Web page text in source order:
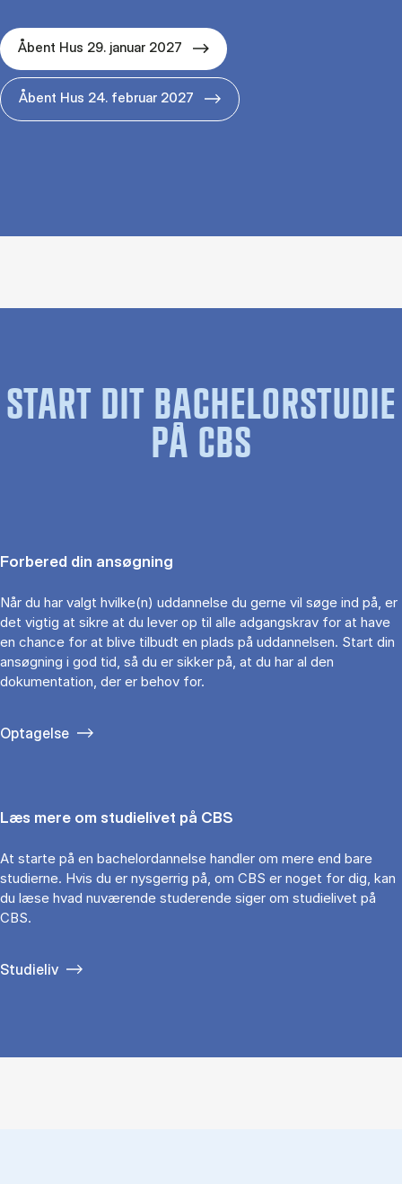
Åbent Hus 29. januar 2027
Åbent Hus 24. februar 2027
START DIT BACHELORSTUDIE
PÅ CBS
Forbered din ansøgning
Når du har valgt hvilke(n) uddannelse du gerne vil søge ind på, er
det vigtig at sikre at du lever op til alle adgangskrav for at have
en chance for at blive tilbudt en plads på uddannelsen. Start din
ansøgning i god tid, så du er sikker på, at du har al den
dokumentation, der er behov for.
Optagelse
Læs mere om studielivet på CBS
At starte på en bachelordannelse handler om mere end bare
studierne. Hvis du er nysgerrig på, om CBS er noget for dig, kan
du læse hvad nuværende studerende siger om studielivet på
CBS.
Studieliv